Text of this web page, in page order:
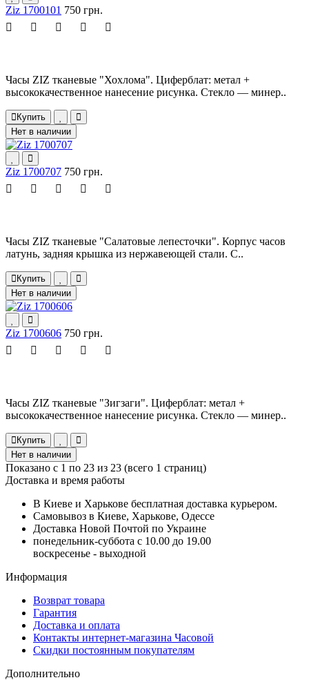
Ziz 1700101 750 грн.
Часы ZIZ тканевые "Хохлома". Циферблат: метал +
высококачественное нанесение рисунка. Стекло — минер..
Купить
Нет в наличии
Ziz 1700707 750 грн.
Часы ZIZ тканевые "Салатовые лепесточки". Корпус часов
латунь, задняя крышка из нержавеющей стали. С..
Купить
Нет в наличии
Ziz 1700606 750 грн.
Часы ZIZ тканевые "Зигзаги". Циферблат: метал +
высококачественное нанесение рисунка. Стекло — минер..
Купить
Нет в наличии
Показано с 1 по 23 из 23 (всего 1 страниц)
Доставка и время работы
В Киеве и Харькове бесплатная доставка курьером.
Самовывоз в Киеве, Харькове, Одессе
Доставка Новой Почтой по Украине
понедельник-суббота с 10.00 до 19.00
воскресенье - выходной
Информация
Возврат товара
Гарантия
Доставка и оплата
Контакты интернет-магазина Часовой
Скидки постоянным покупателям
Дополнительно